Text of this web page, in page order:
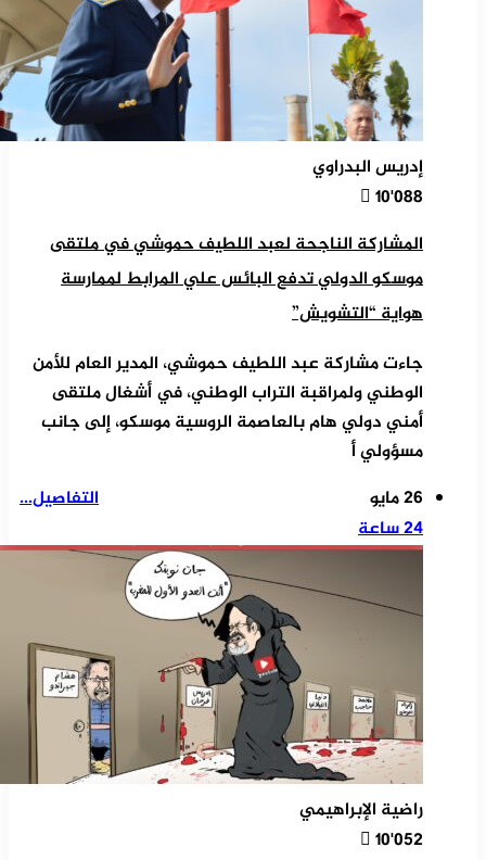
إدريس البدراوي
10٬088
المشاركة الناجحة لعبد اللطيف حموشي في ملتقى
موسكو الدولي تدفع البائس علي المرابط لممارسة
هواية “التشويش”
جاءت مشاركة عبد اللطيف حموشي، المدير العام للأمن
الوطني ولمراقبة التراب الوطني، في أشغال ملتقى
أمني دولي هام بالعاصمة الروسية موسكو، إلى جانب
مسؤولي أ
التفاصيل...
26 مايو
24 ساعة
راضية الإبراهيمي
10٬052